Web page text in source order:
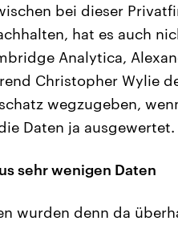
bei dieser
hat es auch
Analytica,
Christopher Wylie
wegzugeben,
Daten ja ausgewertet.
sehr wenigen Daten
wurden denn da